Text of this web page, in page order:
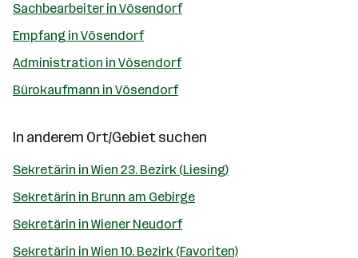
Sachbearbeiter in Vösendorf
Empfang in Vösendorf
Administration in Vösendorf
Bürokaufmann in Vösendorf
In anderem Ort/Gebiet suchen
Sekretärin in Wien 23. Bezirk (Liesing)
Sekretärin in Brunn am Gebirge
Sekretärin in Wiener Neudorf
Sekretärin in Wien 10. Bezirk (Favoriten)